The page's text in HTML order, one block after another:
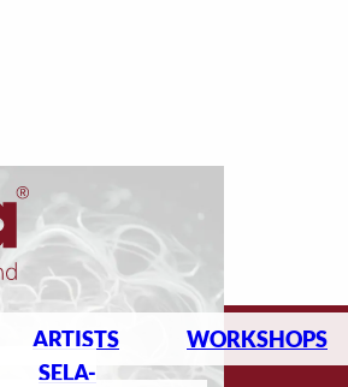
ARTISTS WORKSHOPS
SELA-